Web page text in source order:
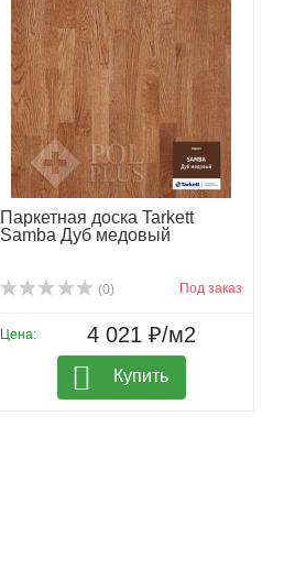
Паркетная доска Tarkett
Samba Дуб медовый
(0) Под заказ
Цена: 4 021 ₽/м2
Купить